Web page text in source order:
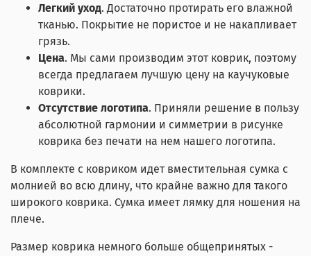
Легкий уход. Достаточно протирать его влажной
тканью. Покрытие не пористое и не накапливает
грязь.
Цена. Мы сами производим этот коврик, поэтому
всегда предлагаем лучшую цену на каучуковые
коврики.
Отсутствие логотипа. Приняли решение в пользу
абсолютной гармонии и симметрии в рисунке
коврика без печати на нем нашего логотипа.
В комплекте с ковриком идет вместительная сумка с
молнией во всю длину, что крайне важно для такого
широкого коврика. Сумка имеет лямку для ношения на
плече.
Размер коврика немного больше общепринятых -